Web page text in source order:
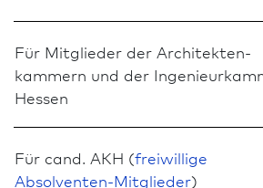
Für Mitglieder der Architekten­
kammern und der
Hessen
Für cand. AKH (freiwillige
Absolventen-Mitglieder)